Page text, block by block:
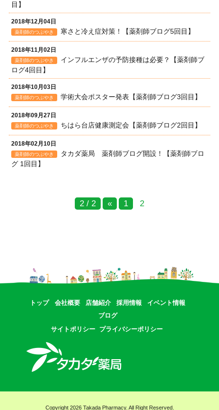
目】
2018年12月04日
薬剤師のつぶやき 寒さと冷え症対策！【薬剤師ブログ5回目】
2018年11月02日
薬剤師のつぶやき
インフルエンザの予防接種は必要？【薬剤師ブ
ログ4回目】
2018年10月03日
薬剤師のつぶやき 学術大会ポスター発表【薬剤師ブログ3回目】
2018年09月27日
薬剤師のつぶやき ちはら台店健康測定会【薬剤師ブログ2回目】
2018年02月10日
薬剤師のつぶやき
タカダ薬局 薬剤師ブログ開設！【薬剤師ブロ
グ 1回目】
2 / 2 « 1 2
トップ 会社概要 店舗紹介 採用情報
イベント情報
ブログ
サイトポリシー プライバシーポリシー
Copyright 2026 Takada Pharmacy. All Right Reserved.